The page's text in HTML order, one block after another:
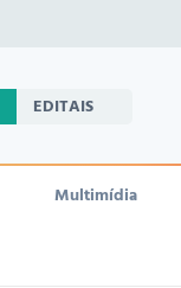
EDITAIS
Multimídia